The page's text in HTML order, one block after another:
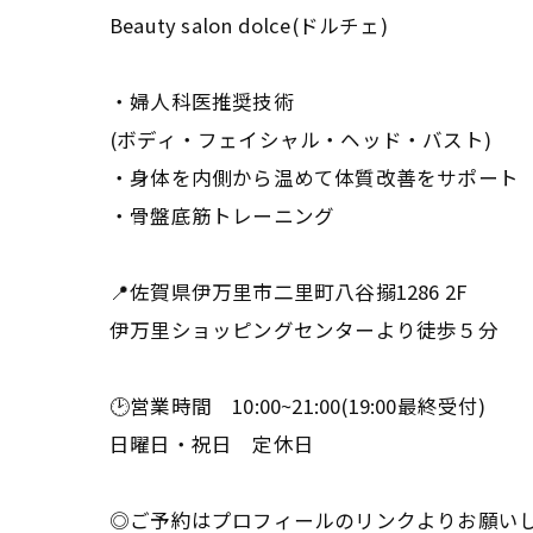
Beauty salon dolce(ドルチェ)
・婦人科医推奨技術
(ボディ・フェイシャル・ヘッド・バスト)
・身体を内側から温めて体質改善をサポート
・骨盤底筋トレーニング
📍佐賀県伊万里市二里町八谷搦1286 2F
伊万里ショッピングセンターより徒歩５分
🕑営業時間 10:00~21:00(19:00最終受付)
日曜日・祝日 定休日
◎ご予約はプロフィールのリンクよりお願い